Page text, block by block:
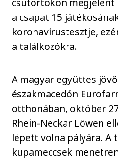
a csapat 15
koronavírustesztje,
a találkozókra.
A magyar együttes
északmacedón
otthonában, október
Rhein-Neckar Löwen
lépett volna pályára. A
kupameccsek